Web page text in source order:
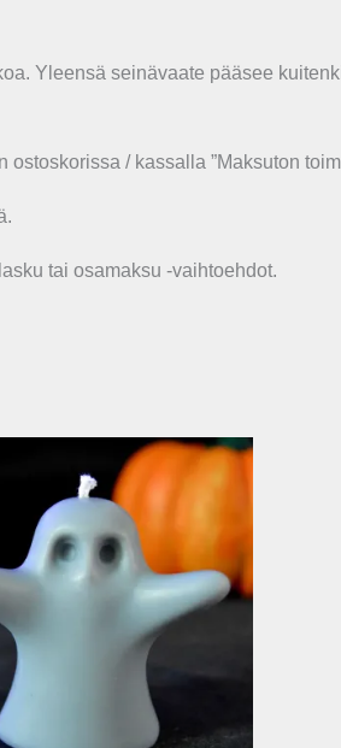
Yleensä seinävaate pääsee
ostoskorissa / kassalla ”Maksuton
tai osamaksu -vaihtoehdot.
6,50 €